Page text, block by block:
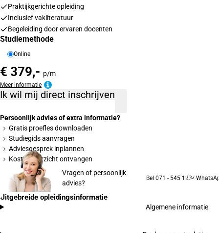
Praktijkgerichte opleiding
Inclusief vakliteratuur
Begeleiding door ervaren docenten
Studiemethode
Online
€ 379,- p/m
Meer informatie
Ik wil mij direct inschrijven
Persoonlijk advies of extra informatie?
Gratis proefles downloaden
Studiegids aanvragen
Adviesgesprek inplannen
Kostenoverzicht ontvangen
Vragen of persoonlijk
advies?
Bel 071 - 545 1234
Uitgebreide opleidingsinformatie
Algemene informatie